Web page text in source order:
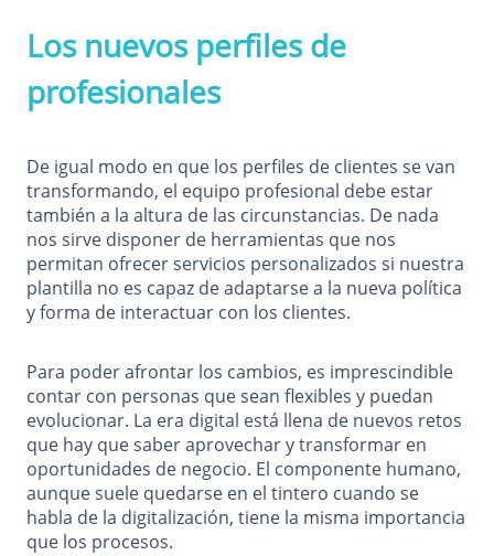
Los nuevos perfiles de
profesionales
De igual modo en que los perfiles de clientes se van
transformando, el equipo profesional debe estar
también a la altura de las circunstancias. De nada
nos sirve disponer de herramientas que nos
permitan ofrecer servicios personalizados si nuestra
plantilla no es capaz de adaptarse a la nueva política
y forma de interactuar con los clientes.
Para poder afrontar los cambios, es imprescindible
contar con personas que sean flexibles y puedan
evolucionar. La era digital está llena de nuevos retos
que hay que saber aprovechar y transformar en
oportunidades de negocio. El componente humano,
aunque suele quedarse en el tintero cuando se
habla de la digitalización, tiene la misma importancia
que los procesos.